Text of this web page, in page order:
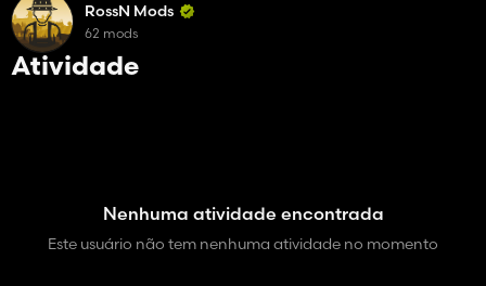
Atividade
Nenhuma atividade encontrada
Este usuário não tem nenhuma atividade no momento
RossN Mods
62 mods